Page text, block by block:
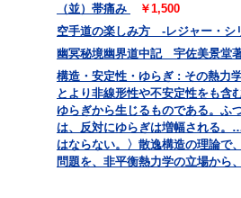
（並）帯痛み
￥1,500
空手道の楽しみ方 -レジャー・
幽冥秘境幽界道中記 宇佐美景
構造・安定性・ゆらぎ : その熱力
とより非線形性や不安定性をも
ゆらぎから生じるものである。ふ
は、反対にゆらぎは増幅される
はならない。〉散逸構造の理論で
問題を、非平衡熱力学の立場から